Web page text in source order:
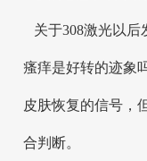
关于308激光以后
瘙痒是好转的迹象
皮肤恢复的信号，
合判断。